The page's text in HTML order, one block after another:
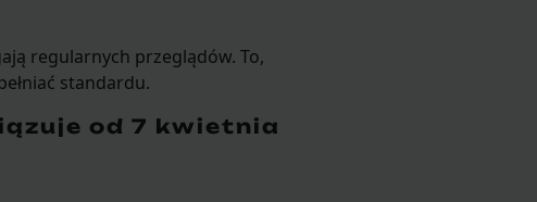
regularnych przeglądów. To,
standardu.
od 7 kwietnia